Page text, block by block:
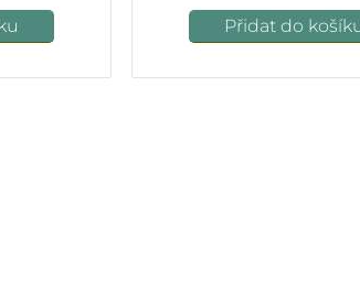
Přidat do